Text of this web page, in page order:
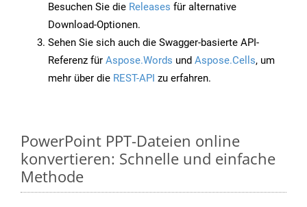
Besuchen Sie die Releases für alternative
Download-Optionen.
Sehen Sie sich auch die Swagger-basierte API-
Referenz für Aspose.Words und Aspose.Cells, um
mehr über die REST-API zu erfahren.
PowerPoint PPT-Dateien online
konvertieren: Schnelle und einfache
Methode